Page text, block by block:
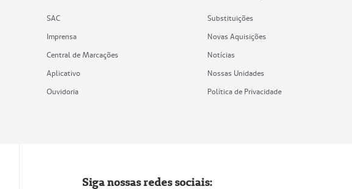
SAC
Imprensa
Central de Marcações
Aplicativo
Ouvidoria
Substituições
Novas Aquisições
Notícias
Nossas Unidades
Política de Privacidade
Siga nossas redes sociais: